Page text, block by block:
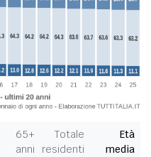
65+
anni
Totale
residenti
Età
media